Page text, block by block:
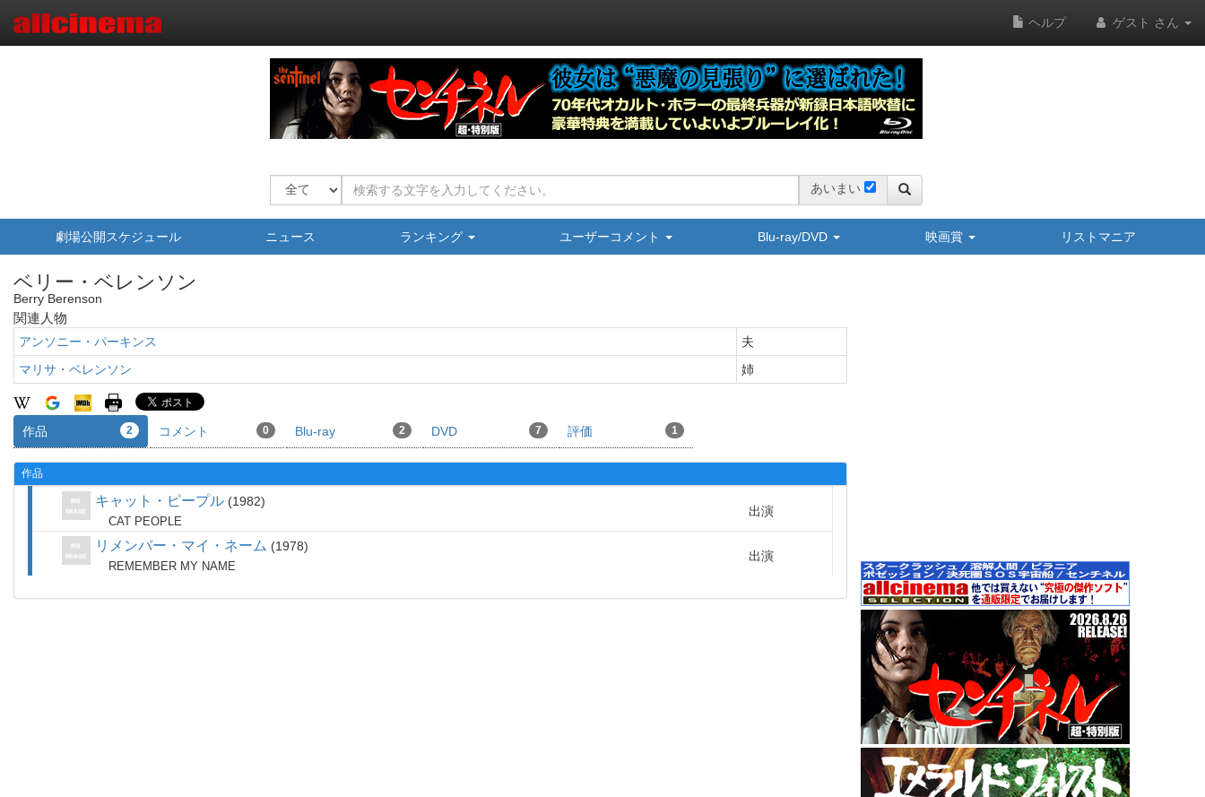
ヘルプ ゲスト さん
あいまい
劇場公開スケジュール ニュース ランキング ユーザーコメント Blu-ray/DVD 映画賞 リストマニア
ベリー・ベレンソン
Berry Berenson
関連人物
アンソニー・パーキンス
夫
マリサ・ベレンソン
姉
作品 2 コメント 0 Blu-ray 2 DVD 7 評価 1
作品
キャット・ピープル 1982
CAT PEOPLE
出演
リメンバー・マイ・ネーム 1978
REMEMBER MY NAME
出演